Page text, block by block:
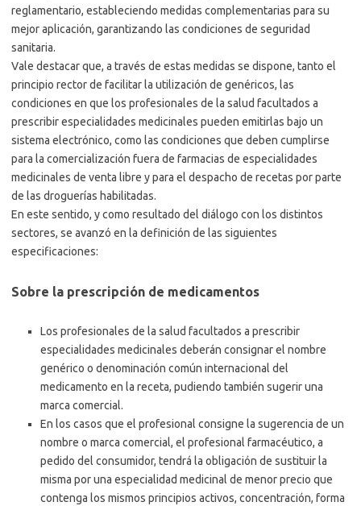
reglamentario, estableciendo medidas complementarias para su
mejor aplicación, garantizando las condiciones de seguridad
sanitaria.
Vale destacar que, a través de estas medidas se dispone, tanto el
principio rector de facilitar la utilización de genéricos, las
condiciones en que los profesionales de la salud facultados a
prescribir especialidades medicinales pueden emitirlas bajo un
sistema electrónico, como las condiciones que deben cumplirse
para la comercialización fuera de farmacias de especialidades
medicinales de venta libre y para el despacho de recetas por parte
de las droguerías habilitadas.
En este sentido, y como resultado del diálogo con los distintos
sectores, se avanzó en la definición de las siguientes
especificaciones:
Sobre la prescripción de medicamentos
Los profesionales de la salud facultados a prescribir
especialidades medicinales deberán consignar el nombre
genérico o denominación común internacional del
medicamento en la receta, pudiendo también sugerir una
marca comercial.
En los casos que el profesional consigne la sugerencia de un
nombre o marca comercial, el profesional farmacéutico, a
pedido del consumidor, tendrá la obligación de sustituir la
misma por una especialidad medicinal de menor precio que
contenga los mismos principios activos, concentración, forma